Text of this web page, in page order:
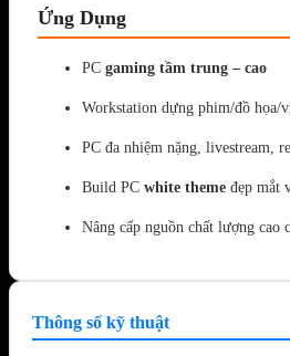
Ứng Dụng
PC gaming tầm trung – cao
Workstation dựng phim/đồ họa/
PC đa nhiệm nặng, livestream,
Build PC white theme đẹp mắt
Nâng cấp nguồn chất lượng cao
Thông số kỹ thuật